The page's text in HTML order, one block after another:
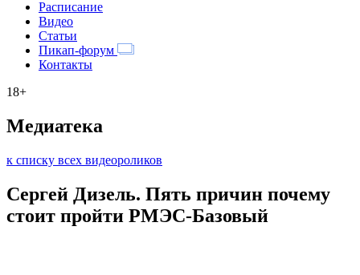
Расписание
Видео
Статьи
Пикап-форум
Контакты
18+
Медиатека
к списку всех видеороликов
Сергей Дизель. Пять причин почему
стоит пройти РМЭС-Базовый